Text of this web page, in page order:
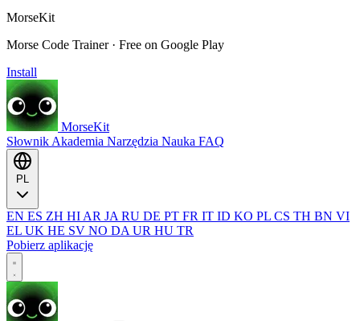
MorseKit
Morse Code Trainer · Free on Google Play
Install
MorseKit
Słownik Akademia Narzędzia Nauka FAQ
EN ES ZH HI AR JA RU DE PT FR IT ID KO PL CS TH BN VI
EL UK HE SV NO DA UR HU TR
Pobierz aplikację